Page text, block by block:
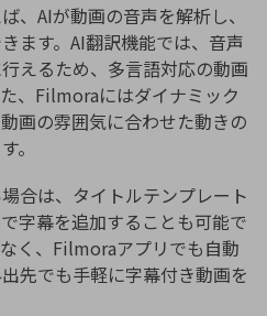
、AIが動画の音声を解析し、
ます。AI翻訳機能では、音声
えるため、多言語対応の動画
、Filmoraにはダイナミック
画の雰囲気に合わせた動きの
。
合は、タイトルテンプレート
字幕を追加することも可能で
く、Filmoraアプリでも自動
先でも手軽に字幕付き動画を